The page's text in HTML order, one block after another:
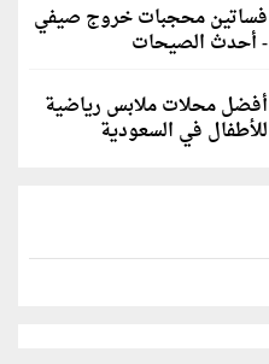
فساتين محجبات خروج صيفي
- أحدث الصيحات
أفضل محلات ملابس رياضية
للأطفال في السعودية